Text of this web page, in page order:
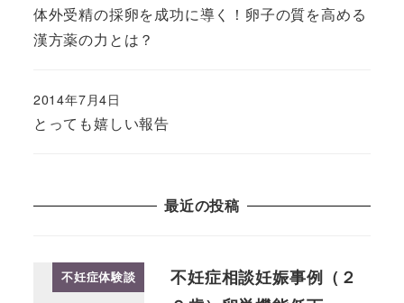
体外受精の採卵を成功に導く！卵子の質を高める
漢方薬の力とは？
とっても嬉しい報告
2014年7月4日
最近の投稿
不妊症体験談
不妊症相談妊娠事例（２